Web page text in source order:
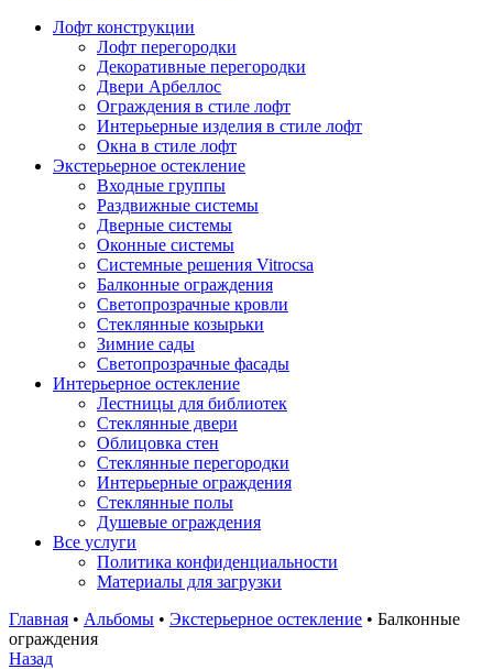
Лофт конструкции
Лофт перегородки
Декоративные перегородки
Двери Арбеллос
Ограждения в стиле лофт
Интерьерные изделия в стиле лофт
Окна в стиле лофт
Экстерьерное остекление
Входные группы
Раздвижные системы
Дверные системы
Оконные системы
Системные решения Vitrocsa
Балконные ограждения
Светопрозрачные кровли
Стеклянные козырьки
Зимние сады
Светопрозрачные фасады
Интерьерное остекление
Лестницы для библиотек
Стеклянные двери
Облицовка стен
Стеклянные перегородки
Интерьерные ограждения
Стеклянные полы
Душевые ограждения
Все услуги
Политика конфиденциальности
Материалы для загрузки
Главная • Альбомы • Экстерьерное остекление • Балконные
ограждения
Назад